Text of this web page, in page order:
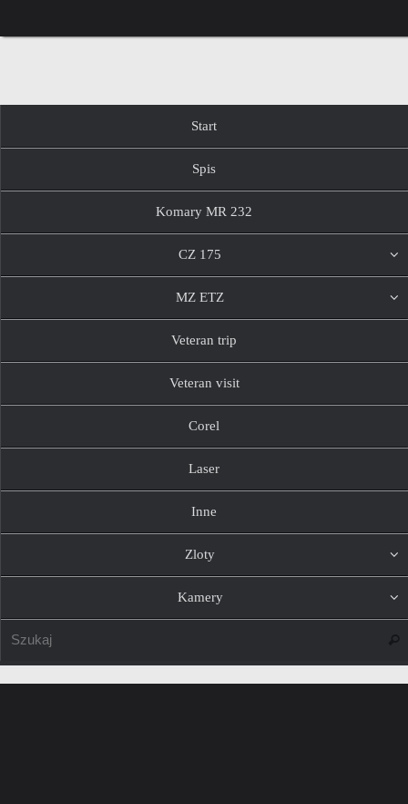
do
treści
Start
Spis
Komary MR 232
CZ 175
MZ ETZ
Veteran trip
Veteran visit
Corel
Laser
Inne
Zloty
Kamery